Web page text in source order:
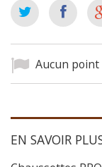
Aucun
EN SAVOIR